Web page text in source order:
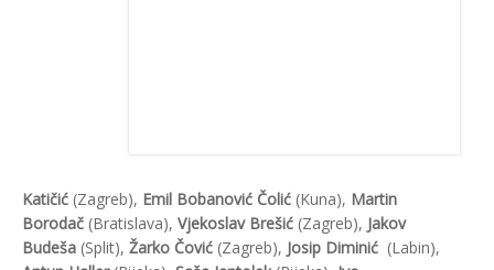
Katičić (Zagreb), Emil Bobanović Čolić (Kuna), Martin
Borodač (Bratislava), Vjekoslav Brešić (Zagreb), Jakov
Budeša (Split), Žarko Čović (Zagreb), Josip Diminić (Labin),